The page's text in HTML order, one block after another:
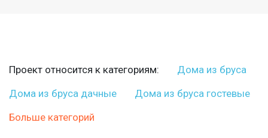
Проект относится к категориям:
Дома из бруса
Дома из бруса дачные
Дома из бруса гостевые
Больше категорий